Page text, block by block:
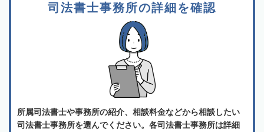
司法書士事務所の詳細を確認
所属司法書士や事務所の紹介、相談料金などから相談したい
司法書士事務所を選んでください。各司法書士事務所は詳細